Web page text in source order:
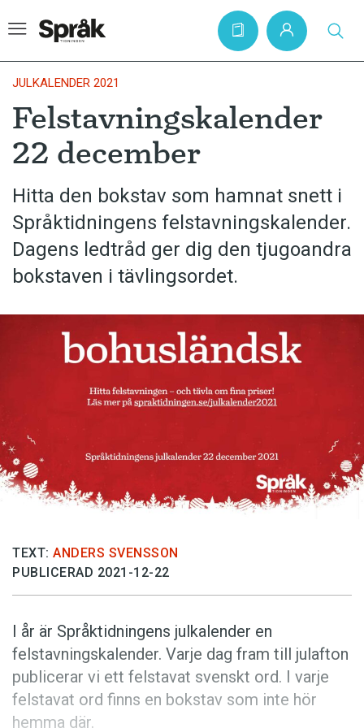
Hem
Artiklar
Krönikor
Språkfrågor
Skrivtips
Bokrecensioner
Kviss
Podden
Föreslå nyord
Prenumerera
Läs Språktidningen digitalt
JULKALENDER 2021
Felstavningskalender
22 december
Hitta den bokstav som hamnat snett i
Språktidningens felstavningskalender.
Dagens ledtråd ger dig den tjugoandra
bokstaven i tävlingsordet.
TEXT: ANDERS SVENSSON
PUBLICERAD 2021-12-22
I år är Språktidningens julkalender en
felstavningskalender. Varje dag fram till julafton
publicerar vi ett felstavat svenskt ord. I varje
felstavat ord finns en bokstav som inte hör
hemma där.